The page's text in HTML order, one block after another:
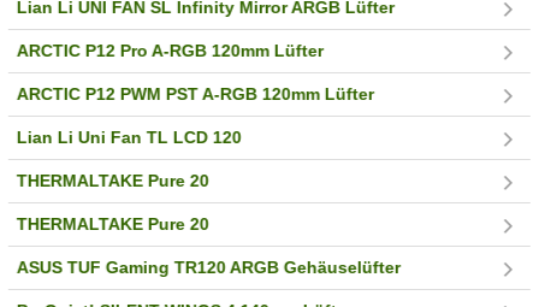
Lian Li UNI FAN SL Infinity Mirror ARGB Lüfter
ARCTIC P12 Pro A-RGB 120mm Lüfter
ARCTIC P12 PWM PST A-RGB 120mm Lüfter
Lian Li Uni Fan TL LCD 120
THERMALTAKE Pure 20
THERMALTAKE Pure 20
ASUS TUF Gaming TR120 ARGB Gehäuselüfter